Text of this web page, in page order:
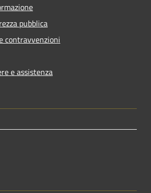
pubblica
contravvenzioni
e assistenza